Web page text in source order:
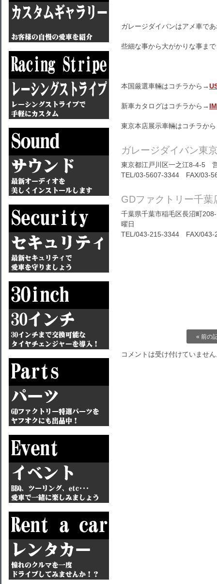
ガレージダイバンはアメ車で
些細な事から大がかりな事ま
本国厳選車輛はコチラから→
新車カタログはコチラから→
東京本店展示車輛はコチラか
ガレージダイバン東
東京都江戸川区一之江8-4-5
TEL/03-5607-3344 FAX/03-
GDファクトリー千葉
千葉県千葉市稲毛区長沼町
曜日
TEL/043-215-3344 FAX/043-
« 前の
コメントは受け付けていませ